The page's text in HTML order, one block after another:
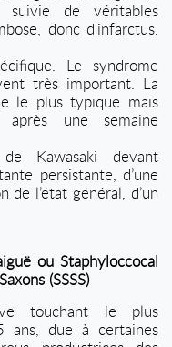
suivie de véritables
donc d'infarctus,
Le syndrome
très important. La
le plus typique mais
une semaine
Kawasaki devant
persistante, d’une
de l’état général, d’un
ou Staphyloccocal
(SSSS)
touchant le plus
ans, due à certaines